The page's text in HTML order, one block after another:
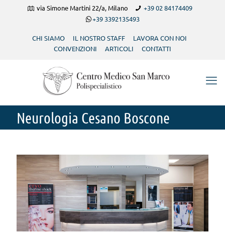
via Simone Martini 22/a, Milano
+39 02 84174409
+39 3392135493
CHI SIAMO IL NOSTRO STAFF
LAVORA CON NOI
CONVENZIONI
ARTICOLI CONTATTI
Neurologia Cesano Boscone